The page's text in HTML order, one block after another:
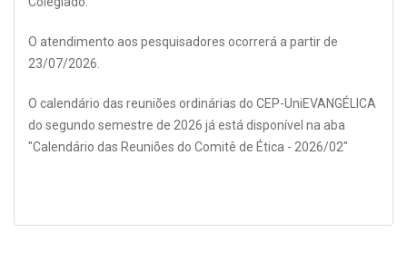
O atendimento aos pesquisadores ocorrerá a partir de
23/07/2026.
O calendário das reuniões ordinárias do CEP-UniEVANGÉLICA
do segundo semestre de 2026 já está disponível na aba
"Calendário das Reuniões do Comitê de Ética - 2026/02"